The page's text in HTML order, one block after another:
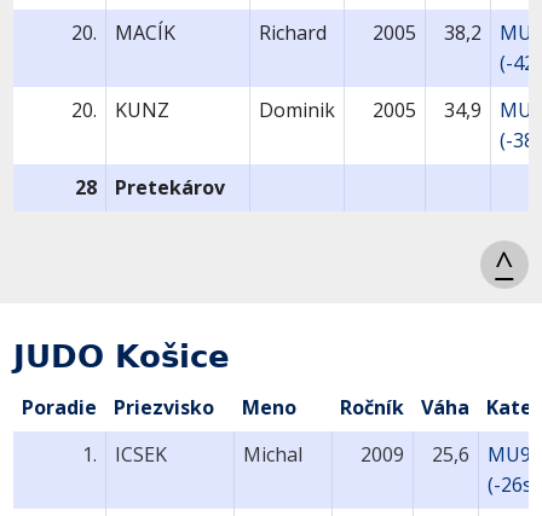
20.
MACÍK Richard 2005 38,2
(-
20.
KUNZ Dominik 2005 34,9
(-
28
Pretekárov
^
JUDO Košice
Poradie Priezvisko Meno Ročník Váha
1.
ICSEK Michal 2009 25,6
(-